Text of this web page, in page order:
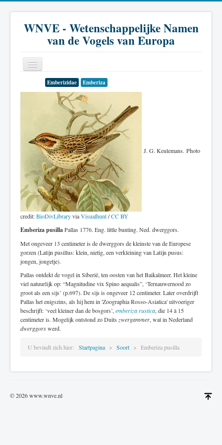
WNVE - Wetenschappelijke Namen
van de Vogels van Europa
Genus
Familie
Historie
Literatuur
Emberizidae Emberiza
J. G. Keulemans. Photo
credit:BioDivLibraryviaVisualhunt/CC BY
Emberiza pusillaPallas 1776. Eng. little bunting. Ned. dwerggors.
Met ongeveer 13 centimeter is de dwerggors de kleinste van de Europese
gorzen (Latijn pusillus: klein, nietig, een verkleining van Latijn pusus:
jongen, jongetje).
Pallas ontdekt de vogel in Siberië, ten oosten van het Baikalmeer. Het kleine
viel natuurlijk op: “Magnitudine vix Spino aequalis”, ‘Ternauwernood zo
groot als een sijs’ (p.697). De sijs is ongeveer 12 centimeter. Later overdrijft
Pallas het enigszins, als hij hem in 'Zoographia Rosso-Asiatica' uitvoeriger
beschrijft: ‘veel kleiner dan de bosgors’, emberiza rustica, die 14 à 15
centimeter is. Mogelijk ontstond zo Duits zwergammer, wat in Nederland
dwerggorswerd.
U bevindt zich hier: Startpagina Soort Emberiza pusilla
© 2026 www.wnve.nl